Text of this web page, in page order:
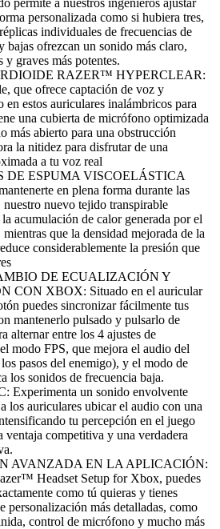
personalizada como si hubiera tres,
individuales de frecuencias de
bajas ofrezcan un sonido más claro,
y graves más potentes.
RAZER™ HYPERCLEAR:
que ofrece captación de voz y
en estos auriculares inalámbricos para
una cubierta de micrófono optimizada
más abierto para una obstrucción
la nitidez para disfrutar de una
a tu voz real
ESPUMA VISCOELÁSTICA
en plena forma durante las
nuestro nuevo tejido transpirable
acumulación de calor generada por el
que la densidad mejorada de la
considerablemente la presión que
DE ECUALIZACIÓN Y
CON XBOX: Situado en el auricular
puedes sincronizar fácilmente tus
mantenerlo pulsado y pulsarlo de
alternar entre los 4 ajustes de
modo FPS, que mejora el audio del
pasos del enemigo), y el modo de
los sonidos de frecuencia baja.
Experimenta un sonido envolvente
los auriculares ubicar el audio con una
tu percepción en el juego
ventaja competitiva y una verdadera
AVANZADA EN LA APLICACIÓN:
Headset Setup for Xbox, puedes
como tú quieras y tienes
personalización más detalladas, como
control de micrófono y mucho más